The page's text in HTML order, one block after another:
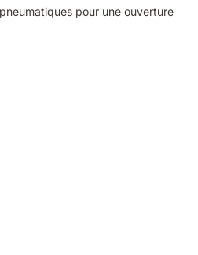
pour une ouverture